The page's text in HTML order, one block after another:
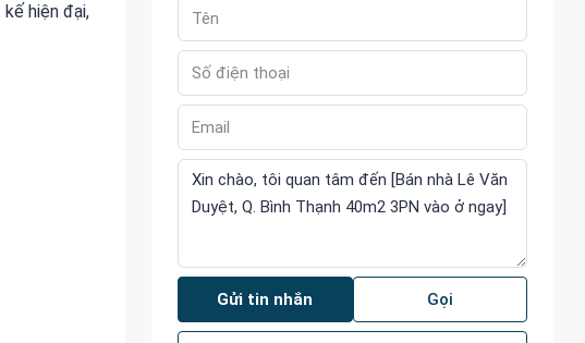
hiện đại,
Gửi tin nhắn Gọi